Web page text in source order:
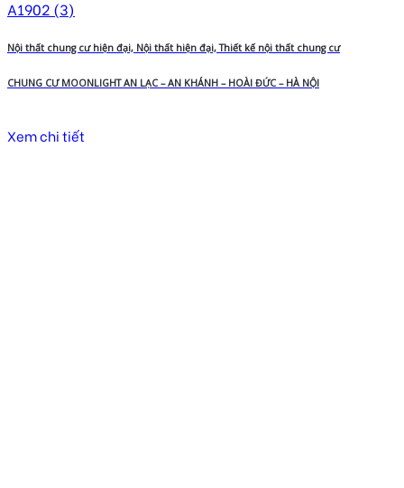
Nội thất chung cư hiện đại, Nội thất hiện đại, Thiết kế nội thất chung cư
CHUNG CƯ MOONLIGHT AN LẠC – AN KHÁNH – HOÀI ĐỨC – HÀ NỘI
Xem chi tiết